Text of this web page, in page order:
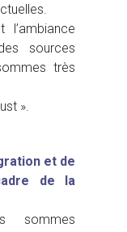
l’ambiance
sources
très
».
et de
de la
sommes